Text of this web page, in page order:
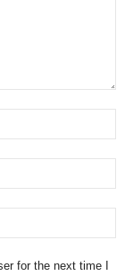
for the next time I